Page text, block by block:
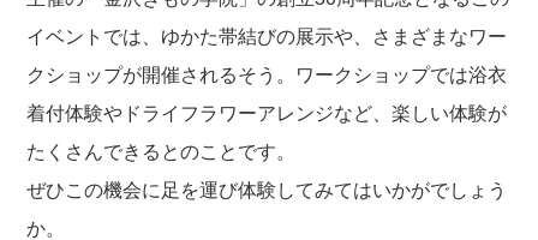
イベントでは、ゆかた帯結びの展示や、さまざまなワー
クショップが開催されるそう。ワークショップでは浴衣
着付体験やドライフラワーアレンジなど、楽しい体験が
たくさんできるとのことです。
ぜひこの機会に足を運び体験してみてはいかがでしょう
か。